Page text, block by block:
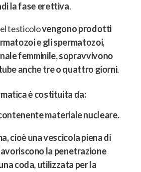
la fase erettiva.
testicolovengono prodotti
e gli spermatozoi,
femminile, sopravvivono
anche tre o quattro giorni.
è costituita da:
materiale nucleare.
, cioè una vescicola piena di
la penetrazione
coda, utilizzata per la